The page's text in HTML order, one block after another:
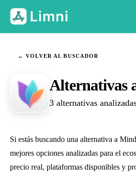
← VOLVER AL BUSCADOR
Alternativas
3 alternativas
Si estás buscando una alternativa a
mejores opciones analizadas para el
precio real, plataformas disponibles y